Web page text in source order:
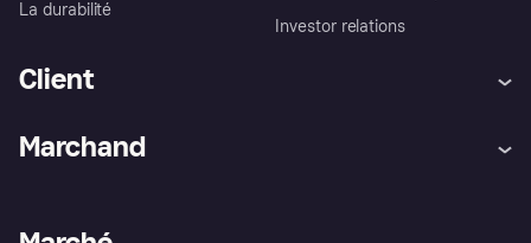
La durabilité
Investor relations
Client
Explorez les magasins
Marchand
Portail Marchand